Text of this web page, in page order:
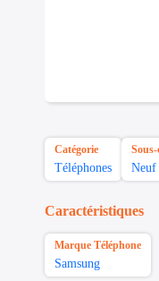
Catégorie
Téléphones Neuf
Caractéristiques
Marque Téléphone
Samsung